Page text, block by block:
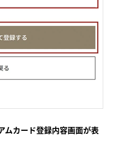
ムカード登録内容画面が表